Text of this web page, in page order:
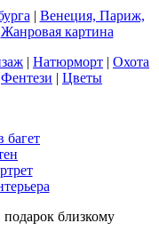
| Венеция, Париж,
Жанровая картина
| Натюрморт | Охота
Фентези | Цветы
багет
подарок близкому